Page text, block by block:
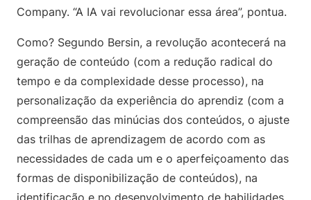
Company. “A IA vai revolucionar essa área”, pontua.
Como? Segundo Bersin, a revolução acontecerá na
geração de conteúdo (com a redução radical do
tempo e da complexidade desse processo), na
personalização da experiência do aprendiz (com a
compreensão das minúcias dos conteúdos, o ajuste
das trilhas de aprendizagem de acordo com as
necessidades de cada um e o aperfeiçoamento das
formas de disponibilização de conteúdos), na
identificação e no desenvolvimento de habilidades